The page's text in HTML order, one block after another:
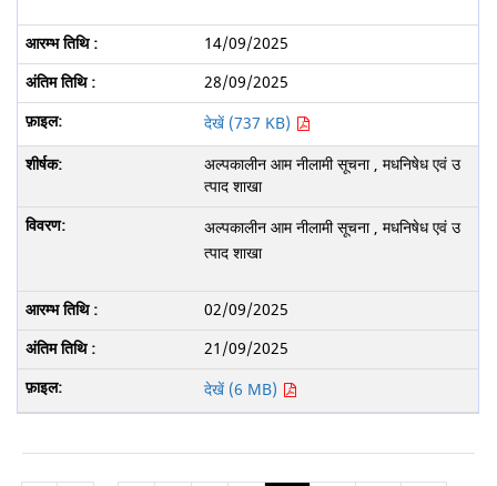
14/09/2025
28/09/2025
देखें (737 KB)
अल्पकालीन आम नीलामी सूचना , मधनिषेध एवं उ
त्पाद शाखा
अल्पकालीन आम नीलामी सूचना , मधनिषेध एवं उ
त्पाद शाखा
02/09/2025
21/09/2025
देखें (6 MB)